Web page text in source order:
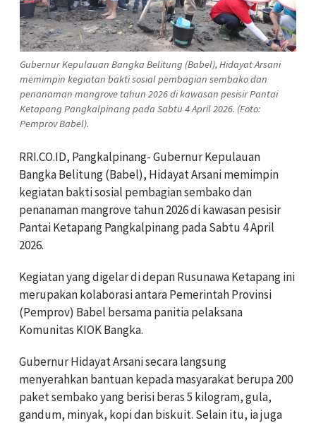
Gubernur Kepulauan Bangka Belitung (Babel), Hidayat Arsani
memimpin kegiatan bakti sosial pembagian sembako dan
penanaman mangrove tahun 2026 di kawasan pesisir Pantai
Ketapang Pangkalpinang pada Sabtu 4 April 2026. (Foto:
Pemprov Babel).
RRI.CO.ID, Pangkalpinang- Gubernur Kepulauan
Bangka Belitung (Babel), Hidayat Arsani memimpin
kegiatan bakti sosial pembagian sembako dan
penanaman mangrove tahun 2026 di kawasan pesisir
Pantai Ketapang Pangkalpinang pada Sabtu 4 April
2026.
Kegiatan yang digelar di depan Rusunawa Ketapang ini
merupakan kolaborasi antara Pemerintah Provinsi
(Pemprov) Babel bersama panitia pelaksana
Komunitas KIOK Bangka.
Gubernur Hidayat Arsani secara langsung
menyerahkan bantuan kepada masyarakat berupa 200
paket sembako yang berisi beras 5 kilogram, gula,
gandum, minyak, kopi dan biskuit. Selain itu, ia juga